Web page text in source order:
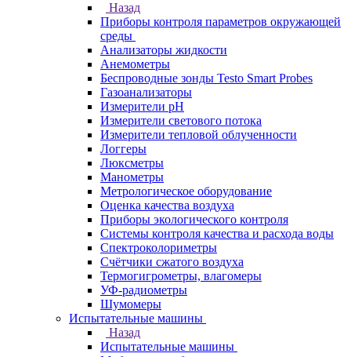
Назад
Приборы контроля параметров окружающей
среды
Анализаторы жидкости
Анемометры
Беспроводные зонды Testo Smart Probes
Газоанализаторы
Измерители pH
Измерители светового потока
Измерители тепловой облученности
Логгеры
Люксметры
Манометры
Метрологическое оборудование
Оценка качества воздуха
Приборы экологического контроля
Системы контроля качества и расхода воды
Спектроколориметры
Счётчики сжатого воздуха
Термогигрометры, влагомеры
УФ-радиометры
Шумомеры
Испытательные машины
Назад
Испытательные машины